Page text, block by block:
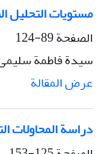
مستویات التحلیل
الصفحة89-124
سیدة فاطمة
عرض المقالة
دراسة المحاولات